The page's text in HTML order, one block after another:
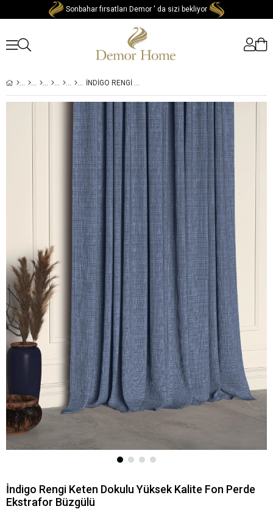
Sonbahar fırsatları Demor ' da sizi bekliyor
İNDIGO RENGI KETEN DOKULU YÜKSEK KALITE FON PERDE EKSTRAFOR BÜZGÜLÜ
İndigo Rengi Keten Dokulu Yüksek Kalite Fon Perde
Ekstrafor Büzgülü